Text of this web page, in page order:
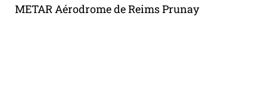
METAR Aérodrome de Reims Prunay